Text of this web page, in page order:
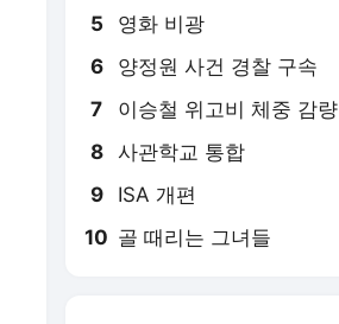
5 영화 비광
6 양정원 사건 경찰 구속
7 이승철 위고비 체중 감량
8 사관학교 통합
9 ISA 개편
10 골 때리는 그녀들